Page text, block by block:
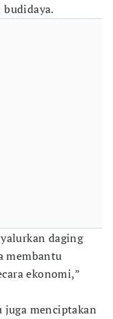
daging
membantu
ekonomi,”
juga menciptakan